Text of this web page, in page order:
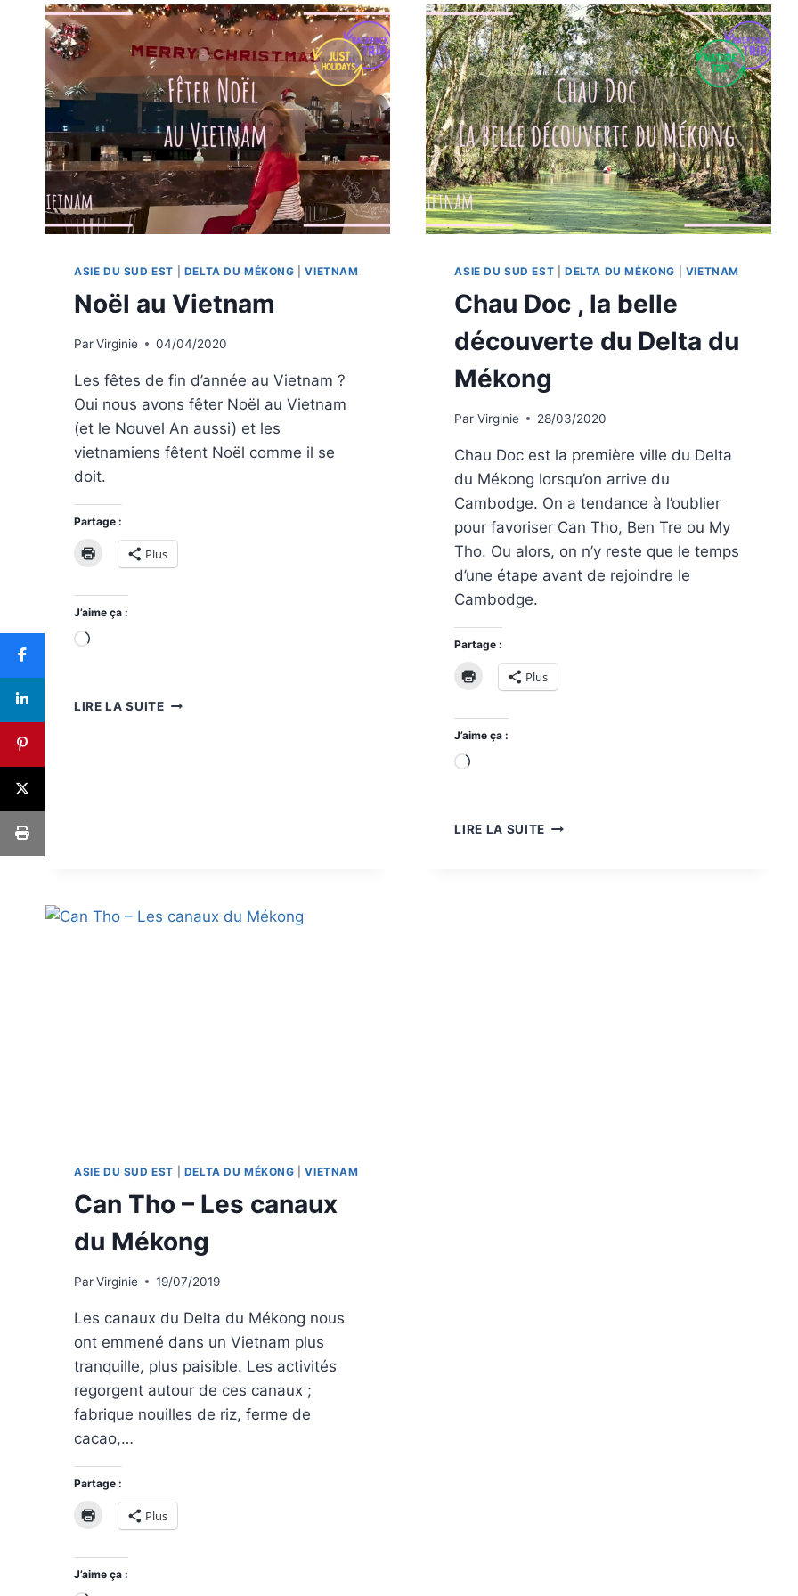
ASIE DU SUD EST DELTA DU MÉKONG |VIETNAM
Noël au Vietnam
ParVirginie 04/04/2020
Les fêtes de fin d’année au Vietnam ?
Oui nous avons fêter Noël au Vietnam
(et le Nouvel An aussi) et les
vietnamiens fêtent Noël comme il se
doit.
Partage :
Plus
J’aime ça :
Chargement…
LIRE LA SUITENOËL
ASIE DU SUD EST |DELTA DU MÉKONG VIETNAM
Chau Doc , la belle
découverte du Delta du
Mékong
Par Virginie 28/03/2020
Chau Doc est la première ville du Delta
du Mékong lorsqu’on arrive du
Cambodge. On a tendance à l’oublier
pour favoriser Can Tho, Ben Tre ou My
Tho. Ou alors, on n’y reste que le temps
d’une étape avant de rejoindre le
Cambodge.
Partage :
Plus
J’aime ça :
Chargement…
LIRE LA SUITE CHAU
ASIE DU SUD EST DELTA DU MÉKONG |VIETNAM
Can Tho – Les canaux
du Mékong
ParVirginie 19/07/2019
Les canaux du Delta du Mékong nous
ont emmené dans un Vietnam plus
tranquille, plus paisible. Les activités
regorgent autour de ces canaux ;
fabrique nouilles de riz, ferme de
cacao,…
Partage :
Plus
J’aime ça :